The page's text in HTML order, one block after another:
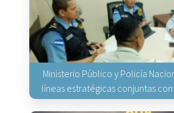
Ministerio Público y Policía
líneas estratégicas conjuntas